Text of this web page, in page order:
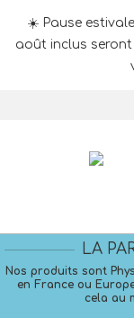
☀️ Pause
août inclus
Navigation
LA
Nos produits sont
en France ou
cela au